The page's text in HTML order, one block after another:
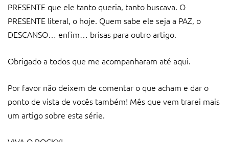
PRESENTE que ele tanto queria, tanto buscava. O
PRESENTE literal, o hoje. Quem sabe ele seja a PAZ, o
DESCANSO… enfim… brisas para outro artigo.
Obrigado a todos que me acompanharam até aqui.
Por favor não deixem de comentar o que acham e dar o
ponto de vista de vocês também! Mês que vem trarei mais
um artigo sobre esta série.